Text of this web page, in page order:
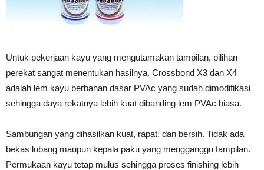
Untuk pekerjaan kayu yang mengutamakan tampilan, pilihan
perekat sangat menentukan hasilnya. Crossbond X3 dan X4
adalah lem kayu berbahan dasar PVAc yang sudah dimodifikasi
sehingga daya rekatnya lebih kuat dibanding lem PVAc biasa.
Sambungan yang dihasilkan kuat, rapat, dan bersih. Tidak ada
bekas lubang maupun kepala paku yang mengganggu tampilan.
Permukaan kayu tetap mulus sehingga proses finishing lebih